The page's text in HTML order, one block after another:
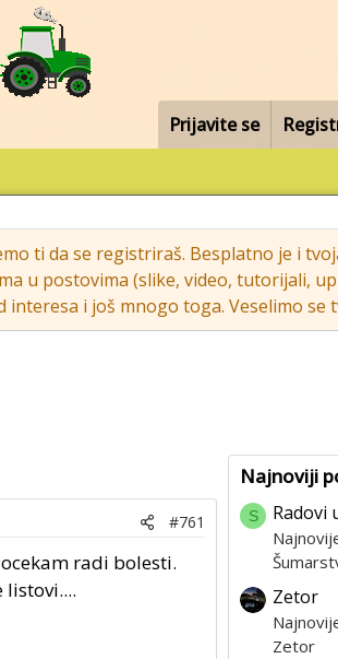
Prijavite se
ti da se registriraš. Besplatno je i
u postovima (slike, video, tutorijali,
i još mnogo toga. Veselimo se
#761
radi bolesti.
listovi....
Najnoviji
S Radovi
Zetor
Zetor